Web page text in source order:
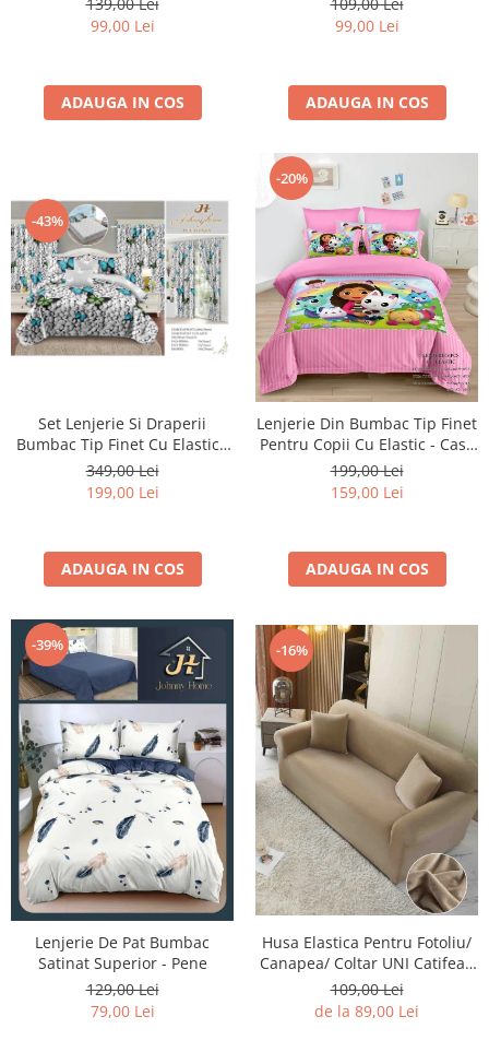
139,00 Lei
99,00 Lei
ADAUGA IN COS
109,00 Lei
99,00 Lei
ADAUGA IN COS
-43%
Set Lenjerie Si Draperii
Bumbac Tip Finet Cu Elastic -
Pietre Si Fluturi
349,00 Lei
199,00 Lei
ADAUGA IN COS
-20%
Lenjerie Din Bumbac Tip Finet
Pentru Copii Cu Elastic - Casa
De Papusi A Lui Gabby -
Gabby's Dollhouse
199,00 Lei
159,00 Lei
ADAUGA IN COS
-39%
Lenjerie De Pat Bumbac
Satinat Superior - Pene
129,00 Lei
79,00 Lei
-16%
Husa Elastica Pentru Fotoliu/
Canapea/ Coltar UNI Catifea -
Bej Cacao Cu Lapte
109,00 Lei
de la 89,00 Lei